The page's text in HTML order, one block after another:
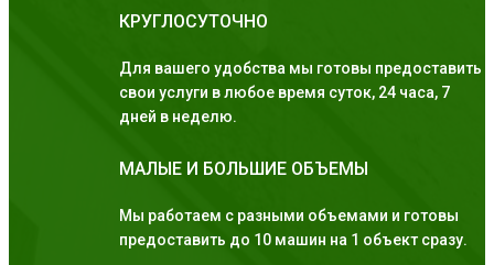
КРУГЛОСУТОЧНО
Для вашего удобства мы готовы предоставить
свои услуги в любое время суток, 24 часа, 7
дней в неделю.
МАЛЫЕ И БОЛЬШИЕ ОБЪЕМЫ
Мы работаем с разными объемами и готовы
предоставить до 10 машин на 1 объект сразу.